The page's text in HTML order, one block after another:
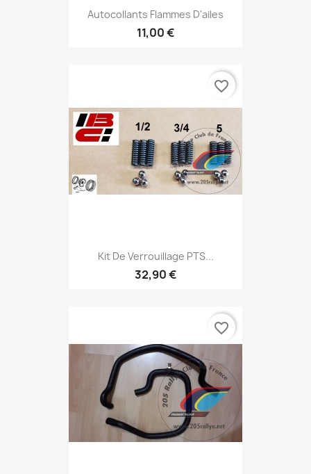
Autocollants Flammes D'ailes
11,00 €
Kit De Verrouillage PTS...
32,90 €
favorite_border
favorite_border